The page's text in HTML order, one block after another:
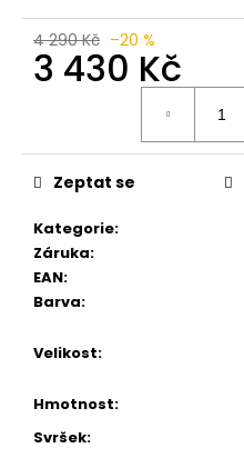
4 290 Kč –20 %
3 430 Kč
Kategorie:
Záruka:
EAN:
Barva:
Velikost:
Hmotnost:
Svršek:
Zeptat se
j
e
m